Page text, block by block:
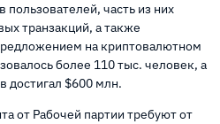
пользователей, часть из них
транзакций, а также
на криптовалютном
более 110 тыс. человек, а
достигал $600 млн.
от Рабочей партии требуют от